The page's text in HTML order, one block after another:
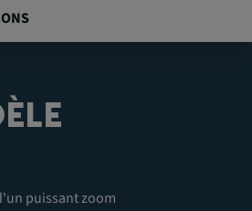
puissant zoom